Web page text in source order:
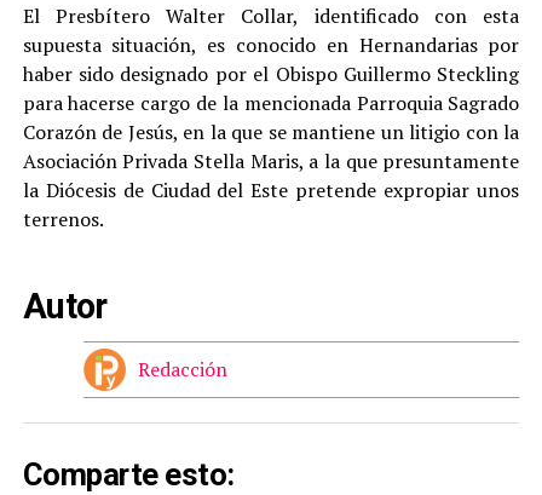
El Presbítero Walter Collar, identificado con esta
supuesta situación, es conocido en Hernandarias por
haber sido designado por el Obispo Guillermo Steckling
para hacerse cargo de la mencionada Parroquia Sagrado
Corazón de Jesús, en la que se mantiene un litigio con la
Asociación Privada Stella Maris, a la que presuntamente
la Diócesis de Ciudad del Este pretende expropiar unos
terrenos.
Autor
Redacción
Comparte esto: